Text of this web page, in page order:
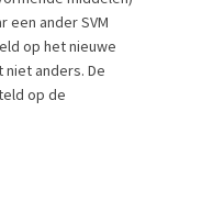
een ander SVM
op het nieuwe
niet anders. De
op de